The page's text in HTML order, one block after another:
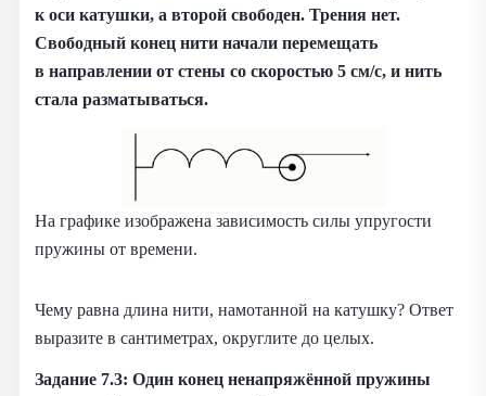
к оси катушки, а второй свободен. Трения нет.
Свободный конец нити начали перемещать
в направлении от стены со скоростью 5 см/с, и нить
стала разматываться.
На графике изображена зависимость силы упругости
пружины от времени.
Чему равна длина нити, намотанной на катушку? Ответ
выразите в сантиметрах, округлите до целых.
Задание 7.3: Один конец ненапряжённой пружины